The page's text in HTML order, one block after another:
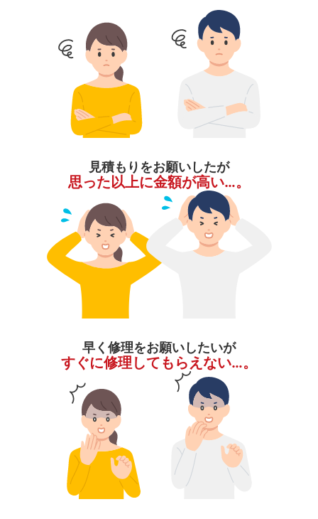
見積もりをお願いしたが
思った以上に金額が高い…。
早く修理をお願いしたいが
すぐに修理してもらえない…。